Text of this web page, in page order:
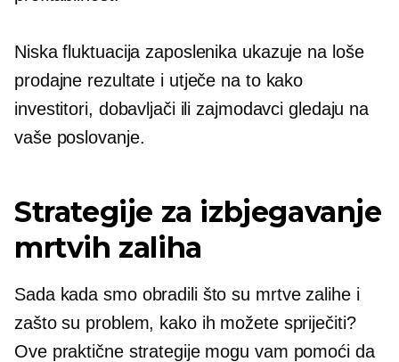
Niska fluktuacija zaposlenika ukazuje na loše
prodajne rezultate i utječe na to kako
investitori, dobavljači ili zajmodavci gledaju na
vaše poslovanje.
Strategije za izbjegavanje
mrtvih zaliha
Sada kada smo obradili što su mrtve zalihe i
zašto su problem, kako ih možete spriječiti?
Ove praktične strategije mogu vam pomoći da